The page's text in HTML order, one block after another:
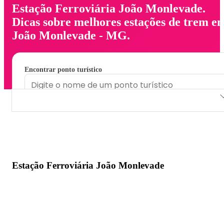
Estação Ferroviária João Monlevade.
Dicas sobre melhores estações de trem
João Monlevade - MG.
Encontrar ponto turístico
Estação Ferroviária João Monlevade